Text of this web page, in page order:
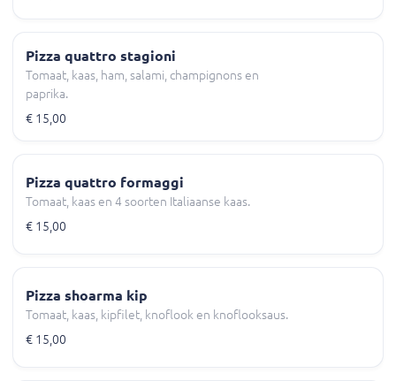
Pizza quattro stagioni
Tomaat, kaas, ham, salami, champignons en
paprika.
€ 15,00
Pizza quattro formaggi
Tomaat, kaas en 4 soorten Italiaanse kaas.
€ 15,00
Pizza shoarma kip
Tomaat, kaas, kipfilet, knoflook en knoflooksaus.
€ 15,00